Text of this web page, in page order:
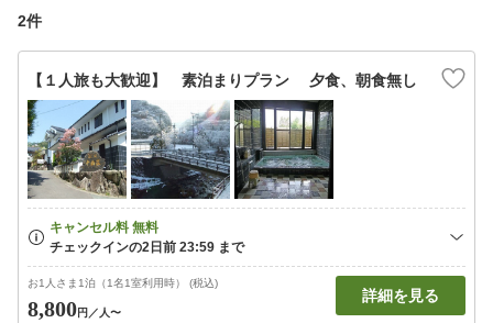
2件
【１人旅も大歓迎】 素泊まりプラン 夕食、朝食無し
お1人さま1泊（1名1室利用時） (税込)
8,800円 ／人〜
詳細を見る